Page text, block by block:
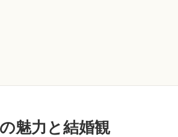
魅力と結婚観